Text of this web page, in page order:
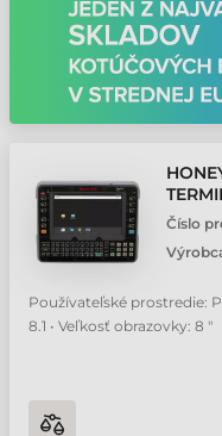
Číslo
Používateľské prostredie:
8.1 • Veľkosť obrazovky: 8 "